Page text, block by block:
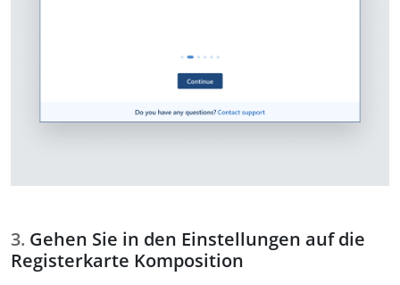
Gehen Sie in den Einstellungen auf die
Registerkarte Komposition